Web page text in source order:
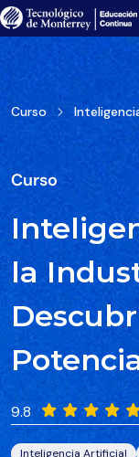
Curso
Curso
la
9.8
Inteligencia Artificial
Tu folleto
Encuéntralo
Abrir folleto